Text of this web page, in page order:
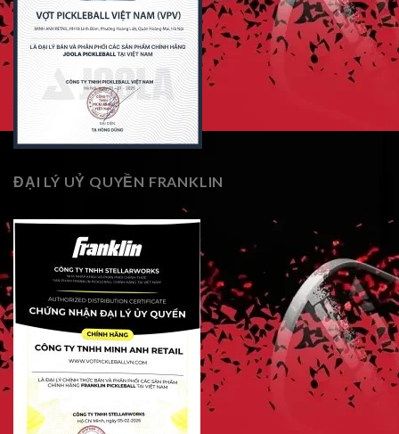
ĐẠI LÝ UỶ QUYỀN FRANKLIN